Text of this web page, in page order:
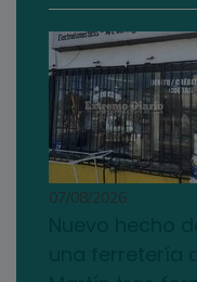
07/08/2026